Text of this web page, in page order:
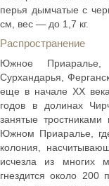
перья дымчатые с
см, вес — до 1,7 кг.
Распространение
Южное Приаралье,
Сурхандарья,
еще в начале XX
годов в долинах
занятые
Южном Приаралье,
колония,
исчезла из многих
гнездится около